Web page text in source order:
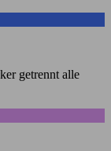
getrennt alle